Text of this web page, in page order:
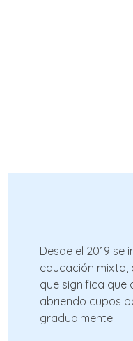
Desde el 2019 se
educación mixta,
que significa que
abriendo cupos
gradualmente.